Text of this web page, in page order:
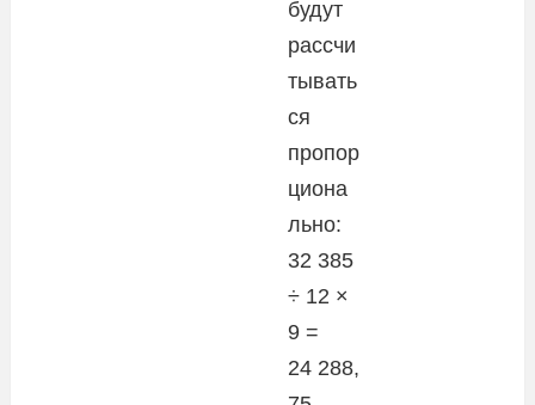
будут
рассчи
тывать
ся
пропор
циона
льно:
32 385
÷ 12 ×
9 =
24 288,